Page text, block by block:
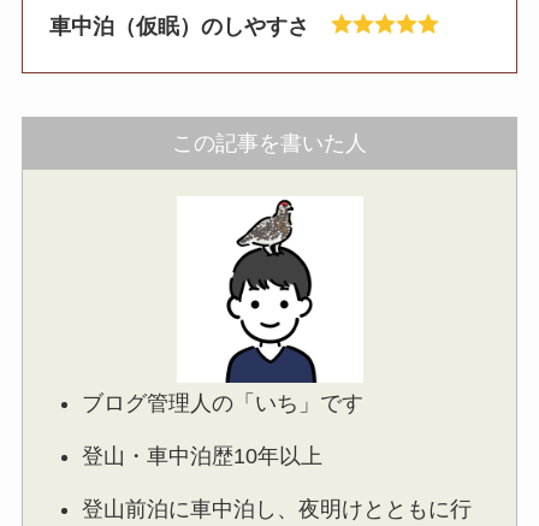
車中泊（仮眠）のしやすさ
この記事を書いた人
ブログ管理人の「いち」です
登山・車中泊歴10年以上
登山前泊に車中泊し、夜明けとともに行